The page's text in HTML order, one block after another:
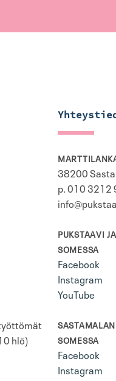
hlö)
38200
p. 010 3212
PUKSTAAVI
SOMESSA
Facebook
Instagram
YouTube
SOMESSA
Facebook
Instagram